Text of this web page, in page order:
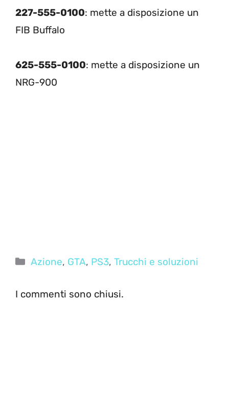
227-555-0100: mette a disposizione un
FIB Buffalo
625-555-0100: mette a disposizione un
NRG-900
Categorie
Azione, GTA, PS3,Trucchi e soluzioni
I commenti sono chiusi.